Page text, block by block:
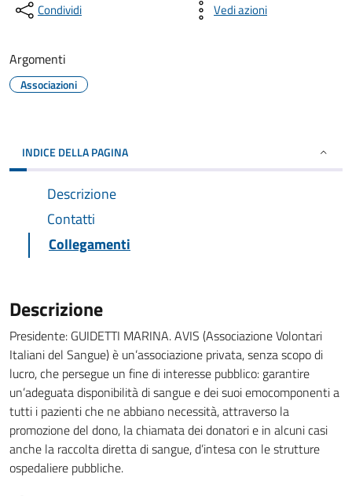
Condividi Vedi azioni
Argomenti
Associazioni
INDICE DELLA PAGINA
Descrizione
Contatti
Collegamenti
Descrizione
Presidente: GUIDETTI MARINA. AVIS (Associazione Volontari
Italiani del Sangue) è un’associazione privata, senza scopo di
lucro, che persegue un fine di interesse pubblico: garantire
un’adeguata disponibilità di sangue e dei suoi emocomponenti a
tutti i pazienti che ne abbiano necessità, attraverso la
promozione del dono, la chiamata dei donatori e in alcuni casi
anche la raccolta diretta di sangue, d’intesa con le strutture
ospedaliere pubbliche.